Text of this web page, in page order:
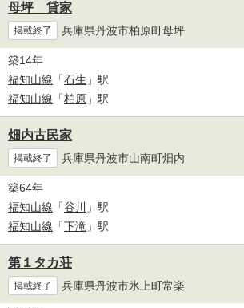
母坪 貸家
掲載終了 兵庫県丹波市柏原町母坪
築14年
福知山線 「石生 」駅
福知山線 「柏原 」駅
畑内古民家
掲載終了 兵庫県丹波市山南町畑内
築64年
福知山線 「谷川
」駅
福知山線 「下滝 」駅
第１タカ荘
掲載終了 兵庫県丹波市氷上町常楽